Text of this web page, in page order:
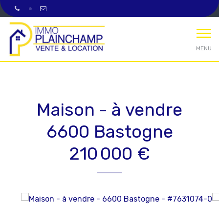
MENU
Maison - à vendre
6600 Bastogne
210 000 €